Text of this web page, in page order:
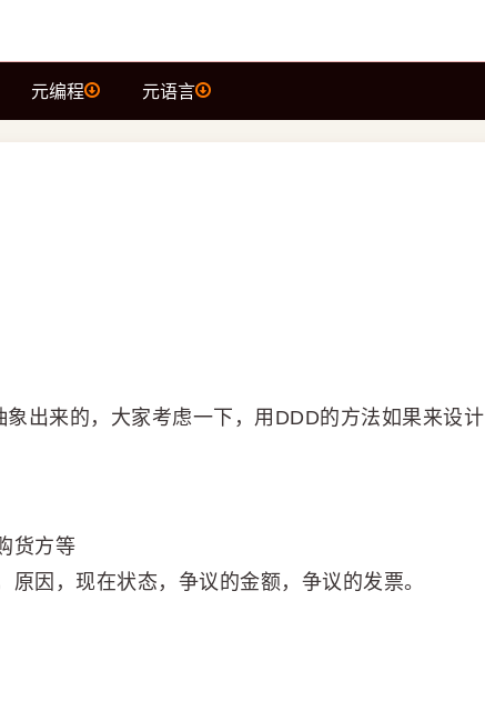
元编程 元语言
出来的，大家考虑一下，用DDD的方法如果来设计
货方等
因，现在状态，争议的金额，争议的发票。